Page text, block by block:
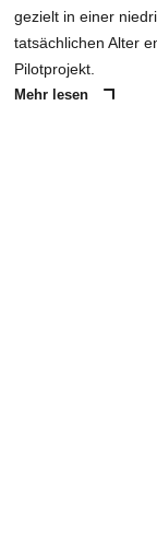
gezielt in einer
tatsächlichen Alter
Pilotprojekt.
Mehr lesen